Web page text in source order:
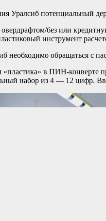
Уралсиб потенциальный
овердрафтом/без или
инструмент
необходимо обращаться с
в ПИН-конверте
набор из 4 — 12 цифр. Ввод